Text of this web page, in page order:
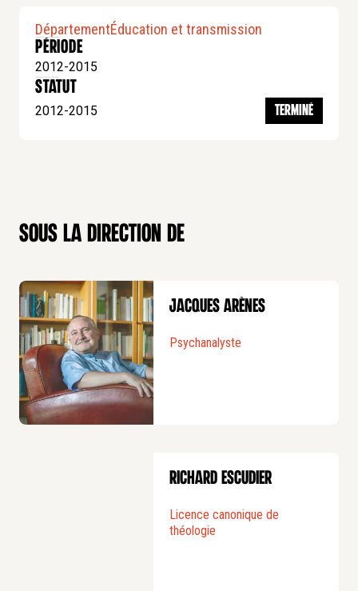
d’affiliation. Ce séminaire est co-dirigé par
Jacques Arènes, psychanalyste et Richard
Escudier, théologien. Le thème de la filiation et de
l’affiliation est traité dans une approche
pluridisciplinaire qui mobilise le droit, les sciences
DépartementÉducation et transmission
Période
2012-2015
statut
2012-2015 TERMINÉ
sous la direction de
Jacques Arènes
Psychanalyste
Richard Escudier
Licence canonique de
théologie